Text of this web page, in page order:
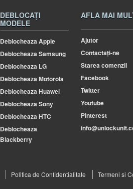
DEBLOCAȚI
MODELE
Deblocheaza Apple
Deblocheaza Samsung
Deblocheaza LG
Deblocheaza Motorola
Deblocheaza Huawei
Deblocheaza Sony
Deblocheaza HTC
Deblocheaza
Blackberry
AFLA MAI
Ajutor
Contactați-ne
Starea comenzii
Facebook
Twitter
Youtube
Pinterest
Politica de Confidentialitate Termeni si